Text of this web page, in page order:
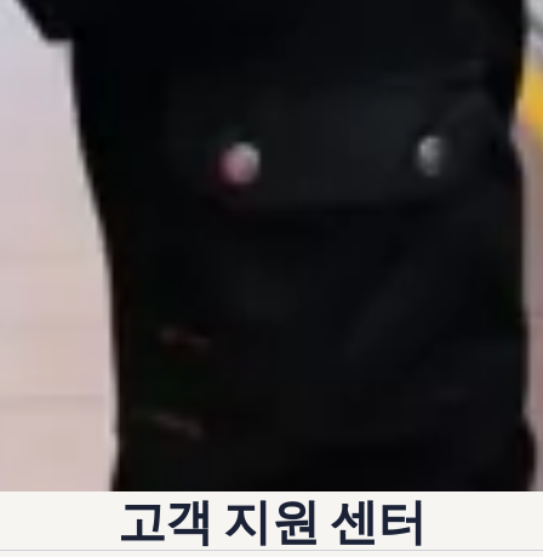
고객 지원 센터